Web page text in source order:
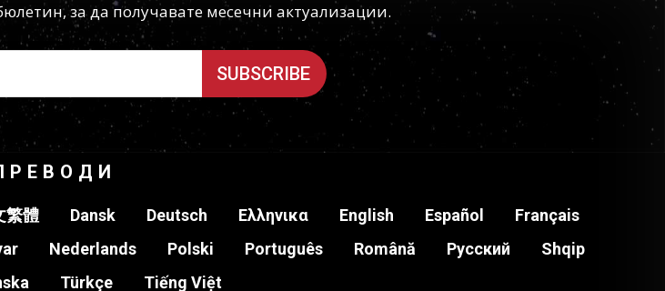
за да получавате месечни актуализации.
繁體 Dansk Deutsch Ελληνικα English Español
Français
Nederlands Polski Português Română Pусский
Shqip
Türkçe Tiếng Việt